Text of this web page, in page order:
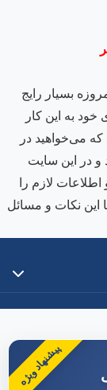
بسیار رایج
به این کار
می‌خواهید در
و در این سایت
لازم را
این نکات و مسائل
خدمات را با قیمت
پیشنهاد ویژه